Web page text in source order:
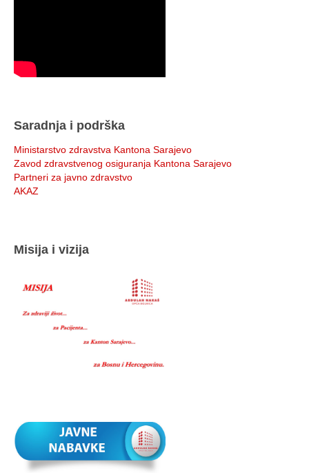
Saradnja i podrška
Ministarstvo zdravstva Kantona Sarajevo
Zavod zdravstvenog osiguranja Kantona Sarajevo
Partneri za javno zdravstvo
AKAZ
Misija i vizija